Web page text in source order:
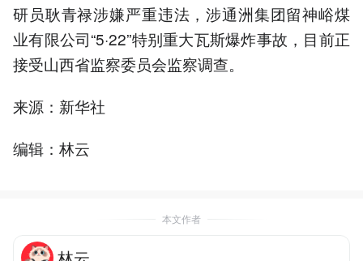
研员耿青禄涉嫌严重违法，涉通洲集团留神峪煤
业有限公司“5·22”特别重大瓦斯爆炸事故，目前正
接受山西省监察委员会监察调查。
来源：新华社
编辑：林云
本文作者